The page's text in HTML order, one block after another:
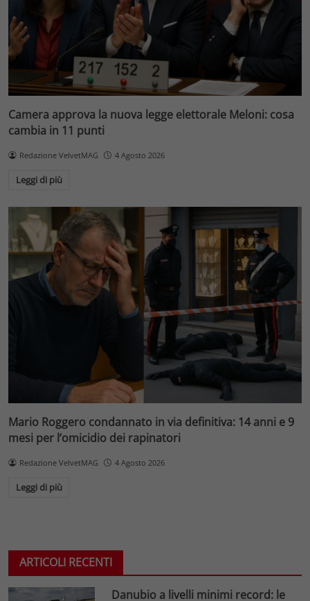
Camera approva la nuova legge elettorale Meloni: cosa
cambia in 11 punti
Redazione VelvetMAG 4 Agosto 2026
Leggi di più
Mario Roggero condannato in via definitiva: 14 anni e 9
mesi per l’omicidio dei rapinatori
Redazione VelvetMAG 4 Agosto 2026
Leggi di più
ARTICOLI RECENTI
Danubio a livelli minimi record: le